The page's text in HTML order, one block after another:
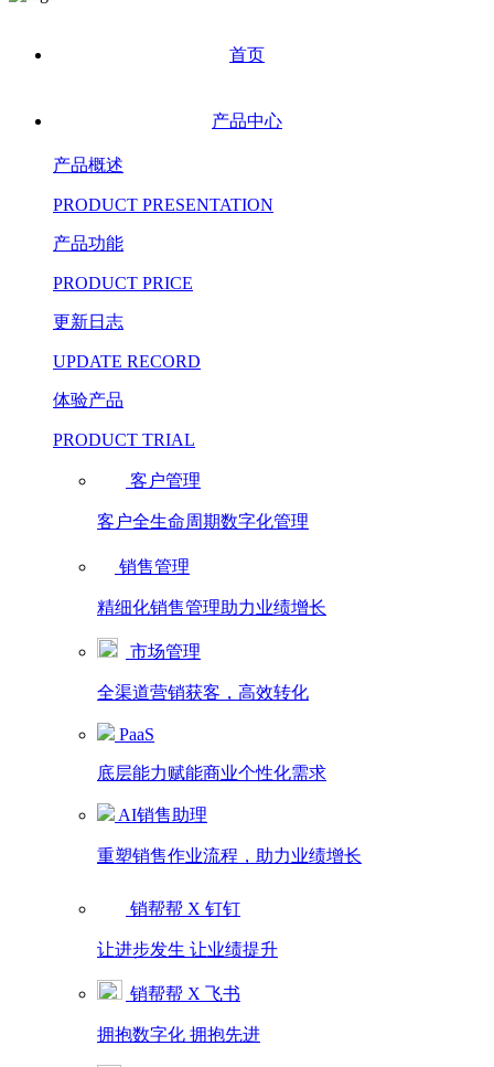
首页
产品中心
产品概述
PRODUCT PRESENTATION
产品功能
PRODUCT PRICE
更新日志
UPDATE RECORD
体验产品
PRODUCT TRIAL
客户管理
客户全生命周期数字化管理
销售管理
精细化销售管理助力业绩增长
市场管理
全渠道营销获客，高效转化
PaaS
底层能力赋能商业个性化需求
AI销售助理
重塑销售作业流程，助力业绩增长
销帮帮 X 钉钉
让进步发生 让业绩提升
销帮帮 X 飞书
拥抱数字化 拥抱先进